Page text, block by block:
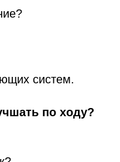
систем.
по ходу?